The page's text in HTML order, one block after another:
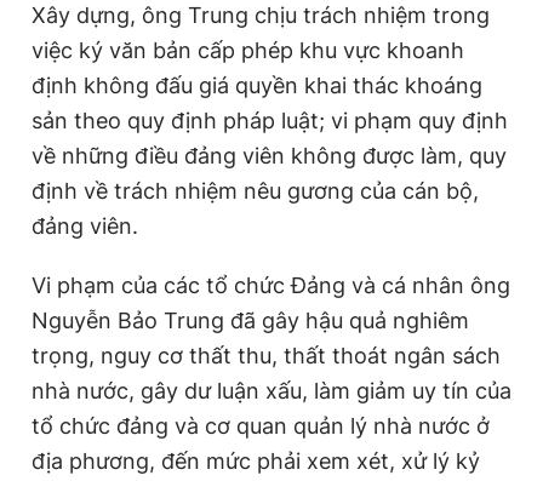
Xây dựng, ông Trung chịu trách nhiệm trong
việc ký văn bản cấp phép khu vực khoanh
định không đấu giá quyền khai thác khoáng
sản theo quy định pháp luật; vi phạm quy định
về những điều đảng viên không được làm, quy
định về trách nhiệm nêu gương của cán bộ,
đảng viên.
Vi phạm của các tổ chức Đảng và cá nhân ông
Nguyễn Bảo Trung đã gây hậu quả nghiêm
trọng, nguy cơ thất thu, thất thoát ngân sách
nhà nước, gây dư luận xấu, làm giảm uy tín của
tổ chức đảng và cơ quan quản lý nhà nước ở
địa phương, đến mức phải xem xét, xử lý kỷ